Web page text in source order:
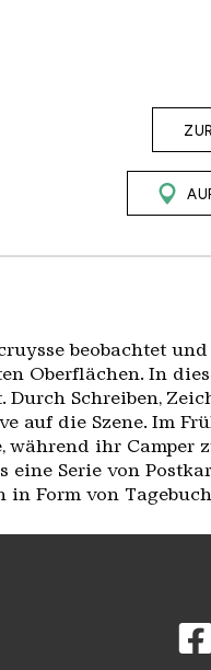
beobachtet
Oberflächen. In
Durch Schreiben,
auf die Szene. Im
während ihr
eine Serie von
Form von